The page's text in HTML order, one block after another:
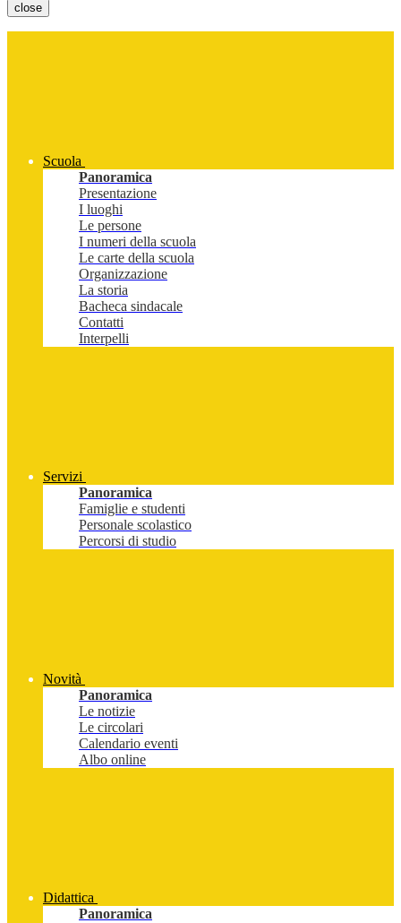
close
Scuola
Panoramica
Presentazione
I luoghi
Le persone
I numeri della scuola
Le carte della scuola
Organizzazione
La storia
Bacheca sindacale
Contatti
Interpelli
Servizi
Panoramica
Famiglie e studenti
Personale scolastico
Percorsi di studio
Novità
Panoramica
Le notizie
Le circolari
Calendario eventi
Albo online
Didattica
Panoramica